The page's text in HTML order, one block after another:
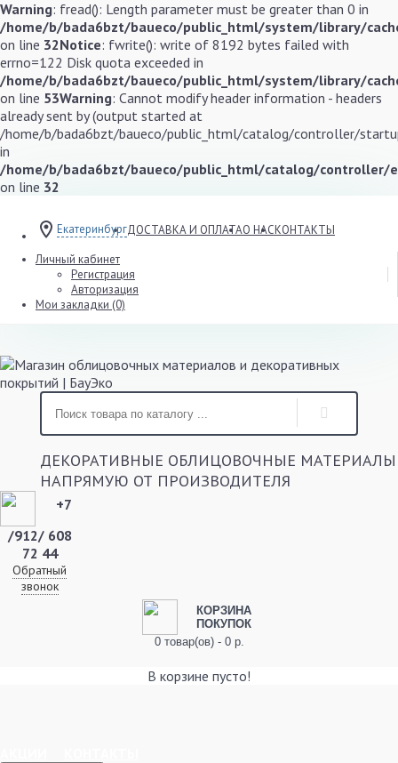
Warning: fread(): Length parameter must be greater than 0 in
/home/b/bada6bzt/baueco/public_html/system/library/
on line 32Notice: fwrite(): write of 8192 bytes failed with
errno=122 Disk quota exceeded in
/home/b/bada6bzt/baueco/public_html/system/library/
on line 53Warning: Cannot modify header information - headers
already sent by (output started at
/home/b/bada6bzt/baueco/public_html/catalog/controller/
in
/home/b/bada6bzt/baueco/public_html/catalog/controller/
on line 32
ЕкатеринбургДОСТАВКА И ОПЛАТАО НАСКОНТАКТЫ
Личный кабинет
Регистрация
Авторизация
Мои закладки (0)
ДЕКОРАТИВНЫЕ ОБЛИЦОВОЧНЫЕ МАТЕРИАЛЫ
НАПРЯМУЮ ОТ ПРОИЗВОДИТЕЛЯ
+7
/912/ 608
72 44
Обратный
звонок
КОРЗИНА
ПОКУПОК
0 товар(ов) - 0 р.
В корзине пусто!